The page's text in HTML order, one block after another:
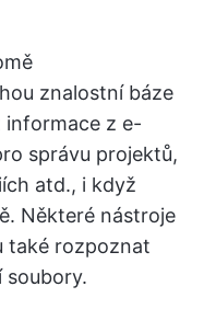
znalostní báze
informace z e-
správu projektů,
atd., i když
Některé nástroje
také rozpoznat
soubory.